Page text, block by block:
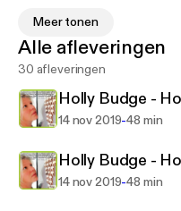
books, films and
Twig.fm extraordinary
planet channel)Also
e.co/2vvMlqr
Meer tonen
Alle afleveringen
30 afleveringen
Holly Budge -
14 nov 2019-48 min
Holly Budge -
14 nov 2019-48 min